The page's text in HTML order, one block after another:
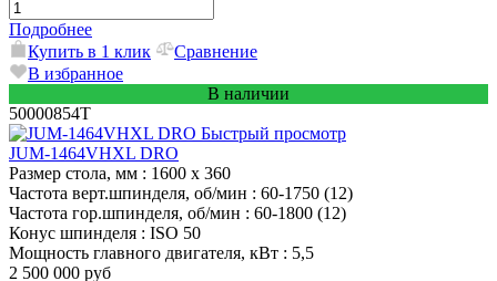
Подробнее
Купить в 1 клик
Сравнение
В избранное
В наличии
50000854T
Быстрый просмотр
JUM-1464VHXL DRO
Размер стола, мм : 1600 x 360
Частота верт.шпинделя, об/мин : 60-1750 (12)
Частота гор.шпинделя, об/мин : 60-1800 (12)
Конус шпинделя : ISO 50
Мощность главного двигателя, кВт : 5,5
2 500 000 руб